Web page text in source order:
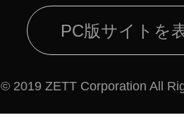
PC版サイトを
© 2019 ZETT Corporation All